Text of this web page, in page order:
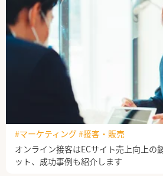
オンライン接客はECサイト売上向上の
ット、成功事例も紹介します
#マーケティング#接客・販売